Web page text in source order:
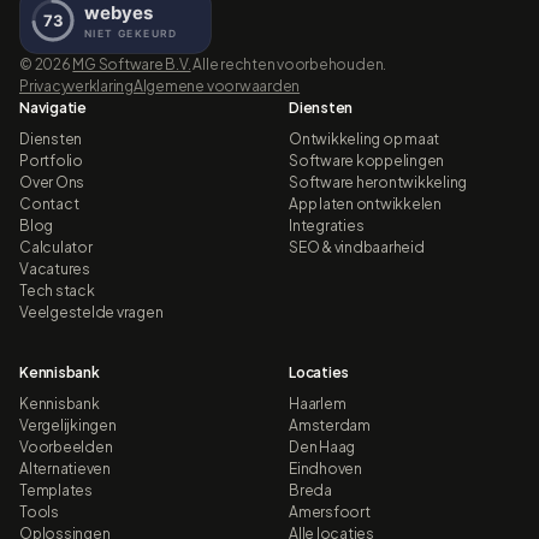
© 2026 MG Software B.V. Alle rechten voorbehouden.
PrivacyverklaringAlgemene voorwaarden
Navigatie
Diensten
Portfolio
Over Ons
Contact
Blog
Calculator
Vacatures
Tech stack
Veelgestelde vragen
Diensten
Ontwikkeling op maat
Software koppelingen
Software herontwikkeling
App laten ontwikkelen
Integraties
SEO & vindbaarheid
Kennisbank
Kennisbank
Vergelijkingen
Voorbeelden
Alternatieven
Templates
Tools
Oplossingen
Locaties
Haarlem
Amsterdam
Den Haag
Eindhoven
Breda
Amersfoort
Alle locaties